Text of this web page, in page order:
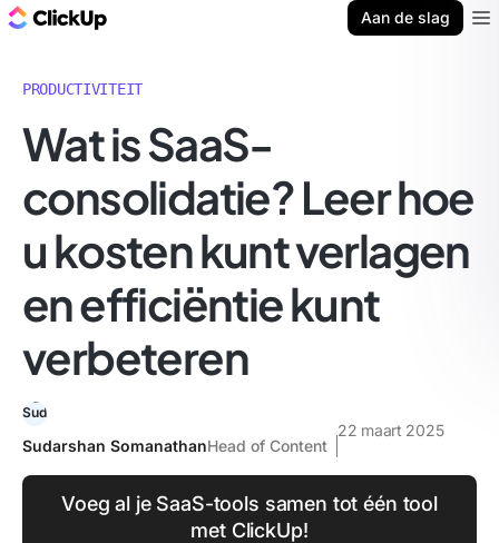
Aan de slag
PRODUCTIVITEIT
Wat is SaaS-
consolidatie? Leer hoe
u kosten kunt verlagen
en efficiëntie kunt
verbeteren
Sudarshan SomanathanHead of Content
22 maart 2025
Voeg al je SaaS-tools samen tot één tool
met ClickUp!